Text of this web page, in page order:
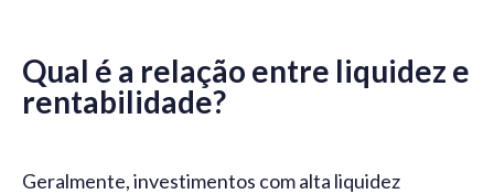
Qual é a relação entre liquidez e
rentabilidade?
Geralmente, investimentos com alta liquidez